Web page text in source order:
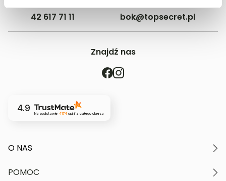
42 617 71 11 bok@topsecret.pl
Znajdź nas
4.9
Na podstawie 4174opinii z całego okresu
O NAS
Nasze wartości
POMOC